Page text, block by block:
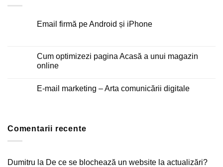
Email firmă pe Android și iPhone
Email
firmă
pe
iPhone
Cum optimizezi pagina Acasă a unui magazin
online
la
unui
E-mail marketing – Arta comunicării digitale
marketing
Comentarii recente
Dumitru la De ce se blochează un website la actualizări?